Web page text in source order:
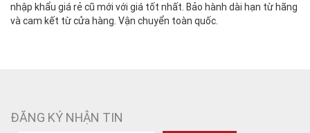
nhập khẩu giá rẻ cũ mới với giá tốt nhất. Bảo hành dài hạn từ hãng
và cam kết từ cửa hàng. Vận chuyển toàn quốc.
ĐĂNG KÝ NHẬN TIN